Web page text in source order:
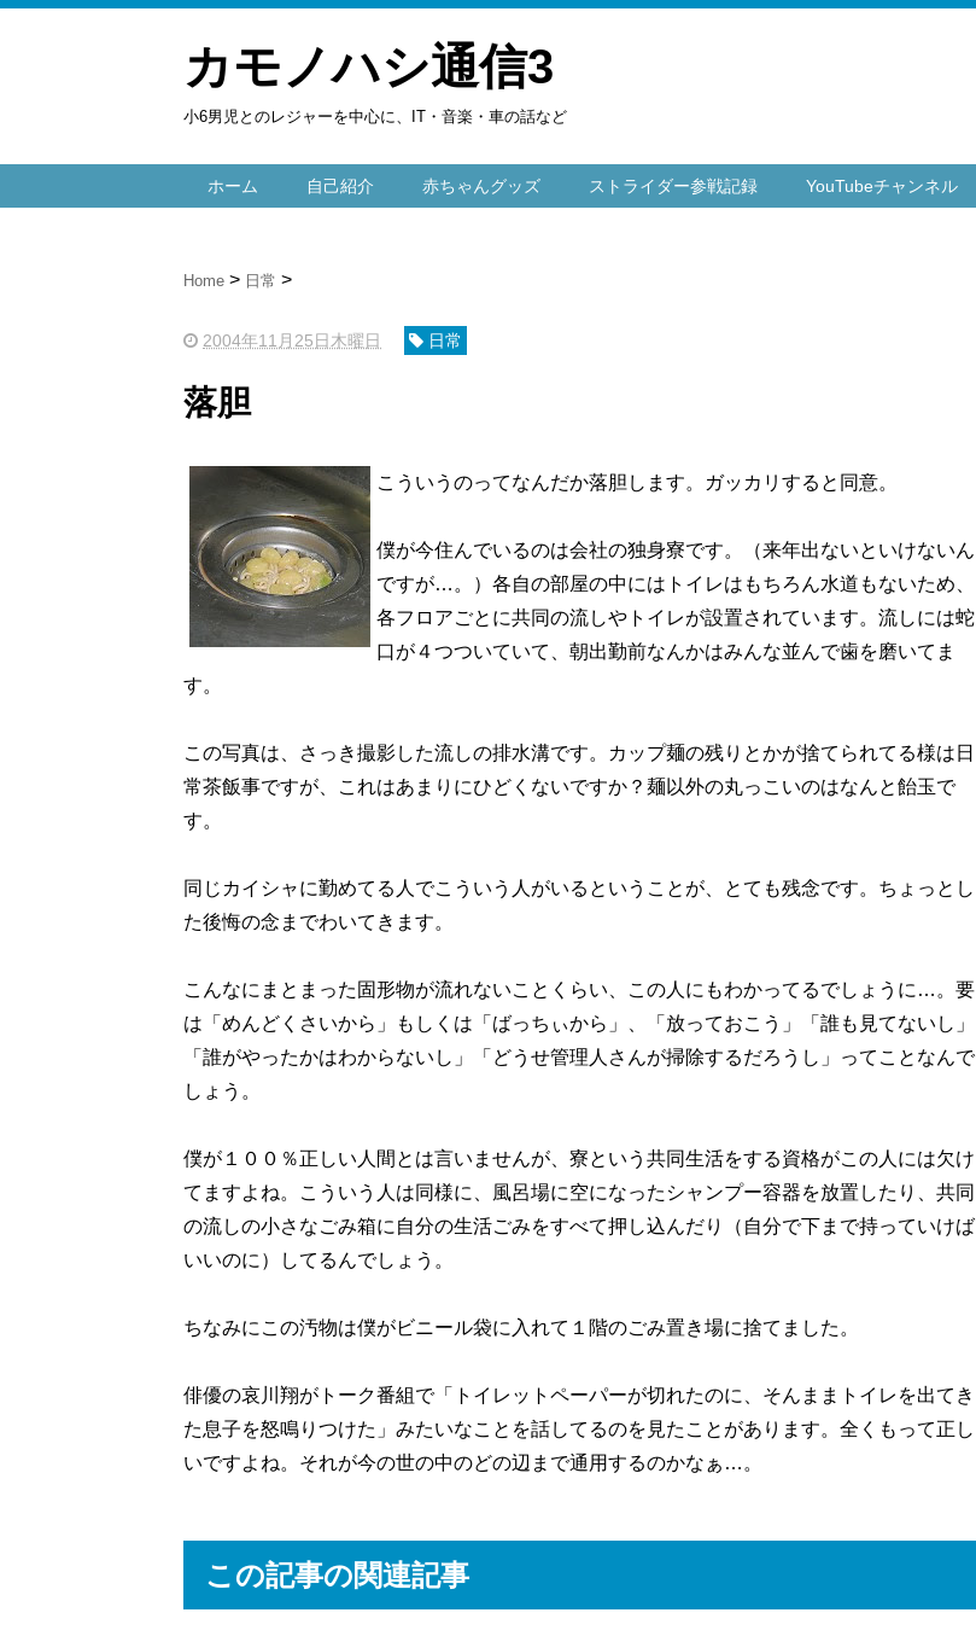
カモノハシ通信3
小6男児とのレジャーを中心に、IT・音楽・車の話など
ホーム 自己紹介 赤ちゃんグッズ ストライダー参戦記録 YouTubeチャンネル
Home 日常
2004年11月25日木曜日 日常
落胆
こういうのってなんだか落胆します。ガッカリすると同意。
僕が今住んでいるのは会社の独身寮です。（来年出ないといけないん
ですが…。）各自の部屋の中にはトイレはもちろん水道もないため、
各フロアごとに共同の流しやトイレが設置されています。流しには蛇
口が４つついていて、朝出勤前なんかはみんな並んで歯を磨いてま
す。
この写真は、さっき撮影した流しの排水溝です。カップ麺の残りとかが捨てられてる様は日
常茶飯事ですが、これはあまりにひどくないですか？麺以外の丸っこいのはなんと飴玉で
す。
同じカイシャに勤めてる人でこういう人がいるということが、とても残念です。ちょっとし
た後悔の念までわいてきます。
こんなにまとまった固形物が流れないことくらい、この人にもわかってるでしょうに…。要
は「めんどくさいから」もしくは「ばっちぃから」、「放っておこう」「誰も見てないし」
「誰がやったかはわからないし」「どうせ管理人さんが掃除するだろうし」ってことなんで
しょう。
僕が１００％正しい人間とは言いませんが、寮という共同生活をする資格がこの人には欠け
てますよね。こういう人は同様に、風呂場に空になったシャンプー容器を放置したり、共同
の流しの小さなごみ箱に自分の生活ごみをすべて押し込んだり（自分で下まで持っていけば
いいのに）してるんでしょう。
ちなみにこの汚物は僕がビニール袋に入れて１階のごみ置き場に捨てました。
俳優の哀川翔がトーク番組で「トイレットペーパーが切れたのに、そんままトイレを出てき
た息子を怒鳴りつけた」みたいなことを話してるのを見たことがあります。全くもって正し
いですよね。それが今の世の中のどの辺まで通用するのかなぁ…。
この記事の関連記事